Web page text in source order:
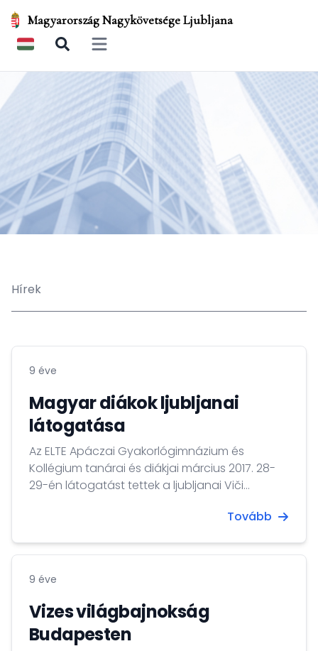
Magyarország Nagykövetsége Ljubljana
Open main menu
Hírek
9 éve
Magyar diákok ljubljanai
látogatása
Az ELTE Apáczai Gyakorlógimnázium és
Kollégium tanárai és diákjai március 2017. 28-
29-én látogatást tettek a ljubljanai Viči
Tovább
9 éve
Vizes világbajnokság
Budapesten